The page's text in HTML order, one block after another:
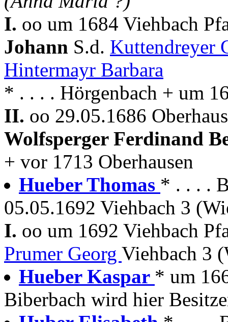
I. oo um 1684 Viehbach
Johann S.d. Kuttendreyer
Hintermayr Barbara
* . . . . Hörgenbach + um
II. oo 29.05.1686
Wolfsperger Ferdinand
+ vor 1713 Oberhausen
Hueber Thomas * . . . .
05.05.1692 Viehbach 3
I. oo um 1692 Viehbach
Prumer Georg Viehbach 3
Hueber Kaspar * um
Biberbach wird hier